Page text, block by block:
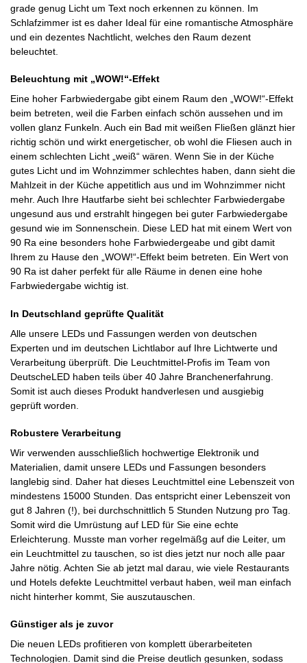
grade genug Licht um Text noch erkennen zu können. Im
Schlafzimmer ist es daher Ideal für eine romantische Atmosphäre
und ein dezentes Nachtlicht, welches den Raum dezent
beleuchtet.
Beleuchtung mit „WOW!“-Effekt
Eine hoher Farbwiedergabe gibt einem Raum den „WOW!“-Effekt
beim betreten, weil die Farben einfach schön aussehen und im
vollen glanz Funkeln. Auch ein Bad mit weißen Fließen glänzt hier
richtig schön und wirkt energetischer, ob wohl die Fliesen auch in
einem schlechten Licht „weiß“ wären. Wenn Sie in der Küche
gutes Licht und im Wohnzimmer schlechtes haben, dann sieht die
Mahlzeit in der Küche appetitlich aus und im Wohnzimmer nicht
mehr. Auch Ihre Hautfarbe sieht bei schlechter Farbwiedergabe
ungesund aus und erstrahlt hingegen bei guter Farbwiedergabe
gesund wie im Sonnenschein. Diese LED hat mit einem Wert von
90 Ra eine besonders hohe Farbwiedergeabe und gibt damit
Ihrem zu Hause den „WOW!“-Effekt beim betreten. Ein Wert von
90 Ra ist daher perfekt für alle Räume in denen eine hohe
Farbwiedergabe wichtig ist.
In Deutschland geprüfte Qualität
Alle unsere LEDs und Fassungen werden von deutschen
Experten und im deutschen Lichtlabor auf Ihre Lichtwerte und
Verarbeitung überprüft. Die Leuchtmittel-Profis im Team von
DeutscheLED haben teils über 40 Jahre Branchenerfahrung.
Somit ist auch dieses Produkt handverlesen und ausgiebig
geprüft worden.
Robustere Verarbeitung
Wir verwenden ausschließlich hochwertige Elektronik und
Materialien, damit unsere LEDs und Fassungen besonders
langlebig sind. Daher hat dieses Leuchtmittel eine Lebenszeit von
mindestens 15000 Stunden. Das entspricht einer Lebenszeit von
gut 8 Jahren (!), bei durchschnittlich 5 Stunden Nutzung pro Tag.
Somit wird die Umrüstung auf LED für Sie eine echte
Erleichterung. Musste man vorher regelmäßg auf die Leiter, um
ein Leuchtmittel zu tauschen, so ist dies jetzt nur noch alle paar
Jahre nötig. Achten Sie ab jetzt mal darau, wie viele Restaurants
und Hotels defekte Leuchtmittel verbaut haben, weil man einfach
nicht hinterher kommt, Sie auszutauschen.
Günstiger als je zuvor
Die neuen LEDs profitieren von komplett überarbeiteten
Technologien. Damit sind die Preise deutlich gesunken, sodass